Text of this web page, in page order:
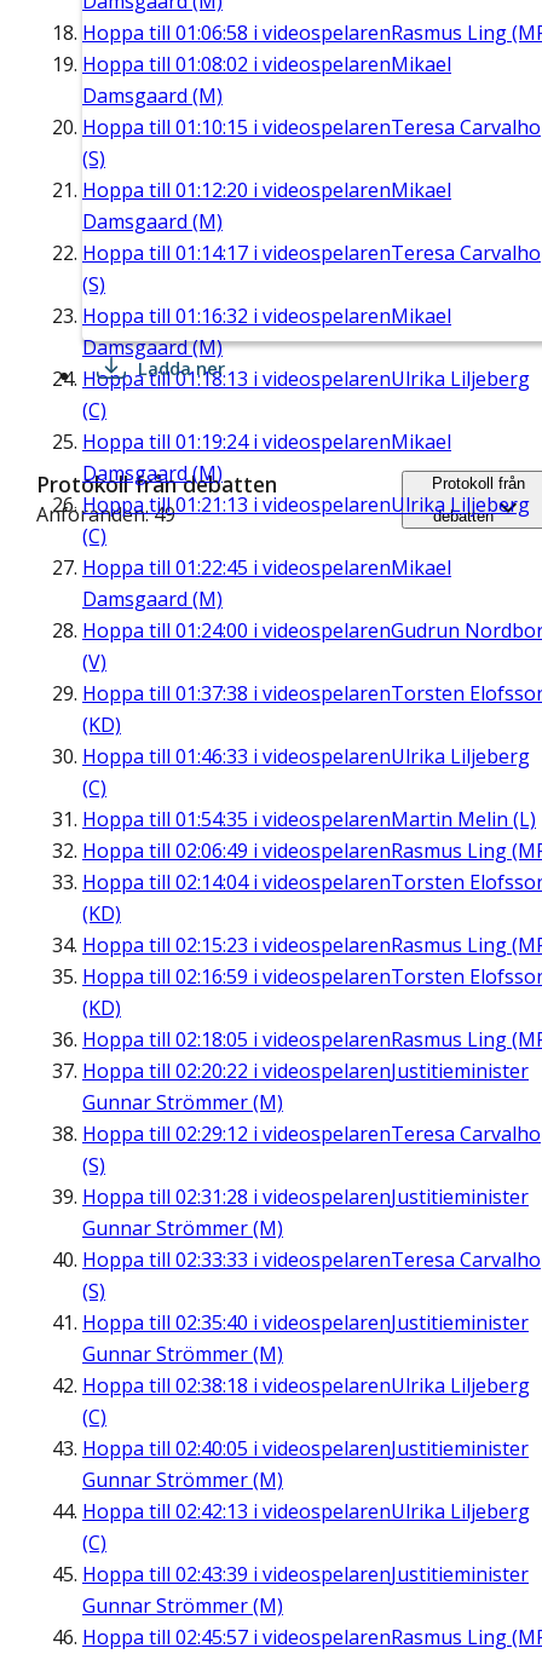
Hoppa till 01:06:58 i videospelarenRasmus Ling
Hoppa till 01:08:02 i videospelarenMikael
Damsgaard (M)
Hoppa till 01:10:15 i videospelarenTeresa Carvalho
(S)
Hoppa till 01:12:20 i videospelarenMikael
Damsgaard (M)
Hoppa till 01:14:17 i videospelarenTeresa Carvalho
(S)
Hoppa till 01:16:32 i videospelarenMikael
Damsgaard (M)
Hoppa till01:18:13 i videospelarenUlrika Liljeberg
(C)
Hoppa till 01:19:24i videospelarenMikael
Damsgaard (M)
Hoppa till01:21:13 i videospelarenUlrika Liljeberg
(C)
Hoppa till 01:22:45 i videospelarenMikael
Damsgaard (M)
Hoppa till 01:24:00 i videospelarenGudrun
(V)
Hoppa till 01:37:38 i videospelarenTorsten
(KD)
Hoppa till 01:46:33 i videospelarenUlrika Liljeberg
(C)
Hoppa till 01:54:35 i videospelarenMartin Melin (L)
Hoppa till 02:06:49 i videospelarenRasmus Ling
Hoppa till 02:14:04i videospelarenTorsten
(KD)
Hoppa till 02:15:23 i videospelarenRasmus Ling
Hoppa till 02:16:59 i videospelarenTorsten
(KD)
Hoppa till 02:18:05 i videospelarenRasmus Ling
Hoppa till 02:20:22 i videospelarenJustitieminister
Gunnar Strömmer (M)
Hoppa till 02:29:12 i videospelarenTeresa Carvalho
(S)
Hoppa till 02:31:28 i videospelarenJustitieminister
Gunnar Strömmer (M)
Hoppa till 02:33:33 i videospelarenTeresa Carvalho
(S)
Hoppa till 02:35:40 i videospelarenJustitieminister
Gunnar Strömmer (M)
Hoppa till 02:38:18 i videospelarenUlrika Liljeberg
(C)
Hoppa till 02:40:05 i videospelarenJustitieminister
Gunnar Strömmer (M)
Hoppa till 02:42:13 i videospelarenUlrika Liljeberg
(C)
Hoppa till 02:43:39 i videospelarenJustitieminister
Gunnar Strömmer (M)
Hoppa till 02:45:57 i videospelarenRasmus Ling
Ladda ner
Protokoll från debatten
Anföranden: 49
Protokoll från
debatten